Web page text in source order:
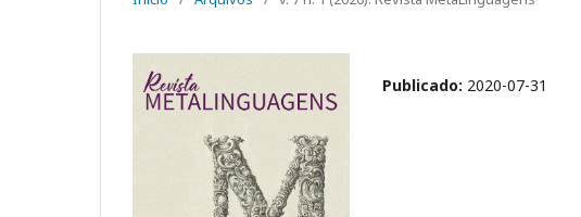
Publicado: 2020-07-31